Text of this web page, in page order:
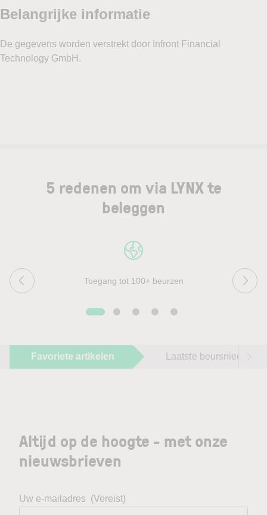
5 redenen om via LYNX te
beleggen
Toegang tot 100+ beurzen
Favoriete artikelen Laatste beursnieuws
Altijd op de hoogte - met onze
nieuwsbrieven
Uw e-mailadres (Vereist)